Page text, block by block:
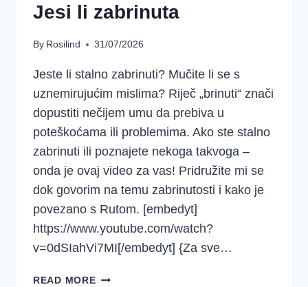
Jesi li zabrinuta
By Rosilind 31/07/2026
Jeste li stalno zabrinuti? Mučite li se s
uznemirujućim mislima? Riječ „brinuti“ znači
dopustiti nečijem umu da prebiva u
poteškoćama ili problemima. Ako ste stalno
zabrinuti ili poznajete nekoga takvoga –
onda je ovaj video za vas! Pridružite mi se
dok govorim na temu zabrinutosti i kako je
povezano s Rutom. [embedyt]
https://www.youtube.com/watch?
v=0dSIahVi7MI[/embedyt] {Za sve…
READ MOREJESI